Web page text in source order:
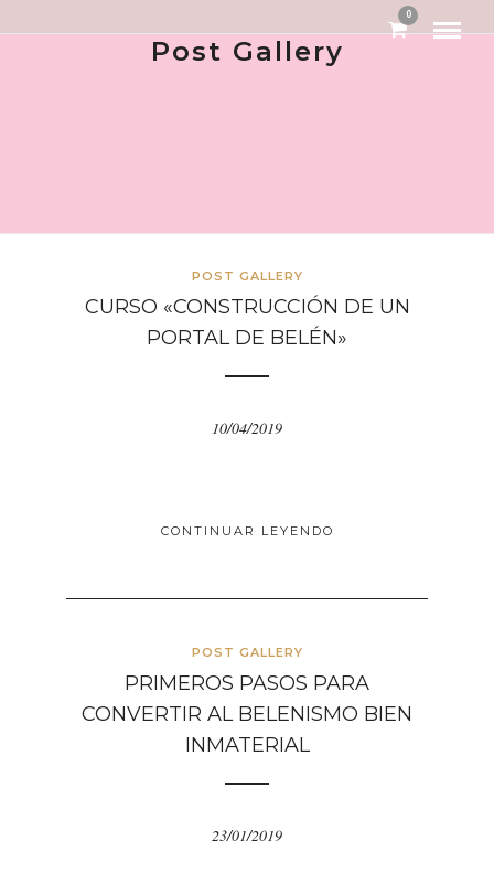
0
Post Gallery
POST GALLERY
CURSO «CONSTRUCCIÓN DE UN
PORTAL DE BELÉN»
10/04/2019
CONTINUAR LEYENDO
POST GALLERY
PRIMEROS PASOS PARA
CONVERTIR AL BELENISMO BIEN
INMATERIAL
23/01/2019